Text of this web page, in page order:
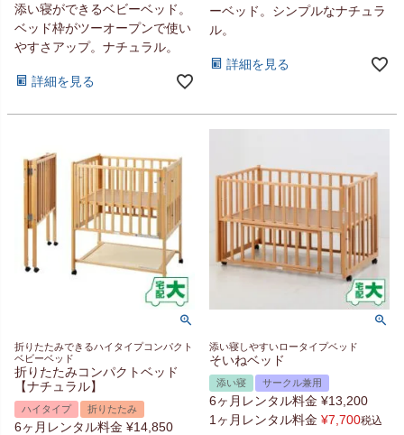
添い寝ができるベビーベッド。
ベッド枠がツーオープンで使い
やすさアップ。ナチュラル。
詳細を見る
ーベッド。シンプルなナチュラ
ル。
詳細を見る
折りたたみできるハイタイプコンパクト
ベビーベッド
折りたたみコンパクトベッド
【ナチュラル】
ハイタイプ 折りたたみ
6ヶ月レンタル料金 ¥14,850
添い寝しやすいロータイプベッド
そいねベッド
添い寝 サークル兼用
6ヶ月レンタル料金 ¥13,200
1ヶ月レンタル料金 ¥7,700税込